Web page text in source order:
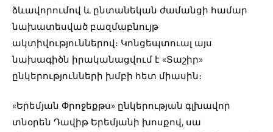
ձևավորումով և ընտանեկան ժամանցի համար
նախատեսված բազմաբնույթ
ակտիվություններով։ Կոնցեպտուալ այս
նախագիծն իրականացվում է «Տաշիր»
ընկերությունների խմբի հետ միասին։
«Երեմյան Փրոջեքթս» ընկերության գլխավոր
տնօրեն Դավիթ Երեմյանի խոսքով, սա